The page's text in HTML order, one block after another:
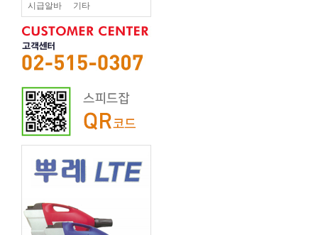
시급알바 기타